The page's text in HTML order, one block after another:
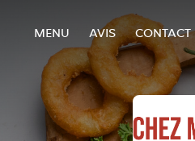
MENU AVIS CONTACT